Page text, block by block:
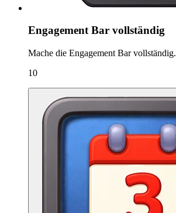
Engagement Bar vollständig
Mache die Engagement Bar vollständig.
10